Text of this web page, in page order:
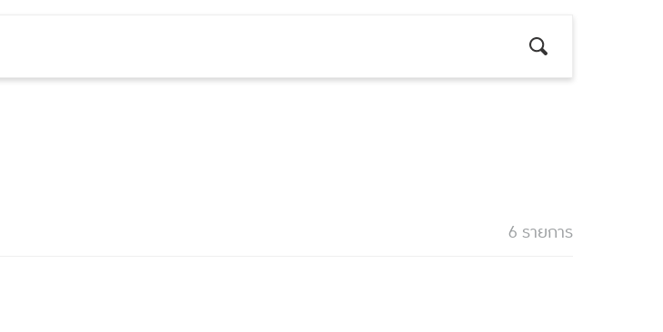
6 รายการ